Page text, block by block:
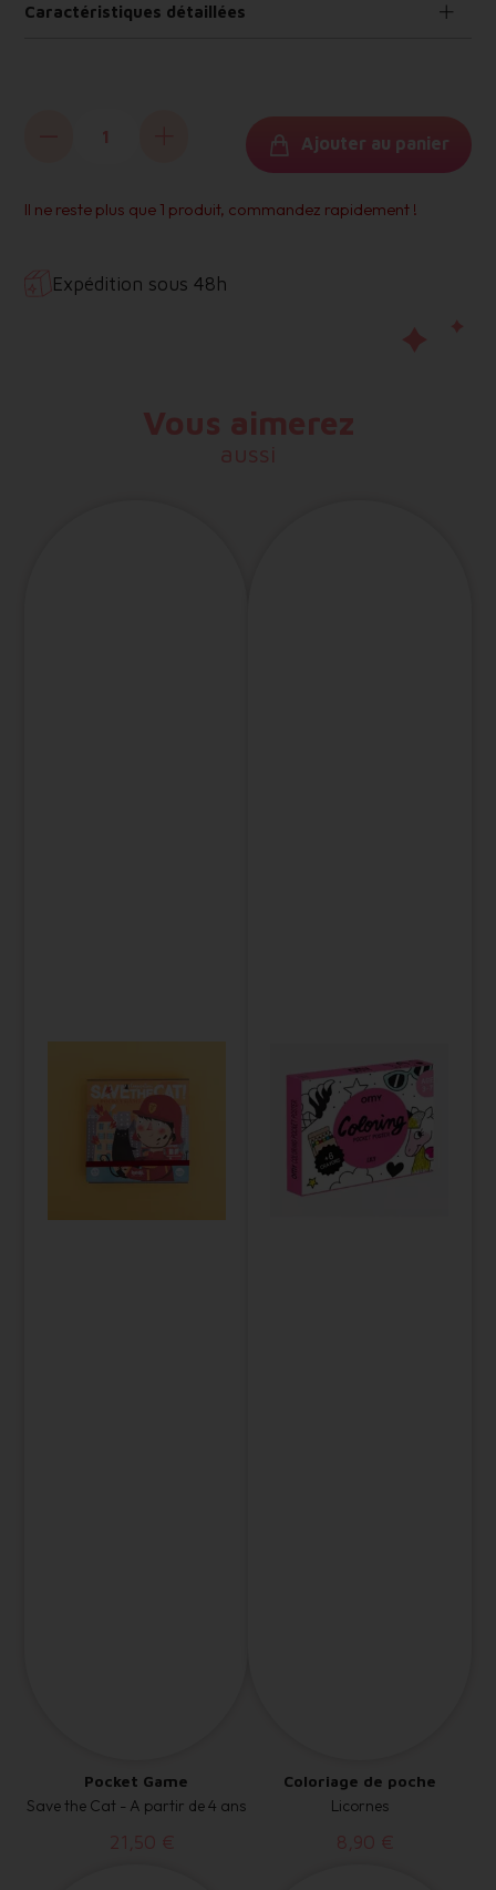
Caractéristiques détaillées
Ajouter au panier
Il ne reste plus que 1 produit, commandez rapidement !
Expédition sous 48h
Vous aimerez
aussi
Pocket Game
Save the Cat - A partir de 4 ans
21,50 €
Coloriage de poche
Licornes
8,90 €